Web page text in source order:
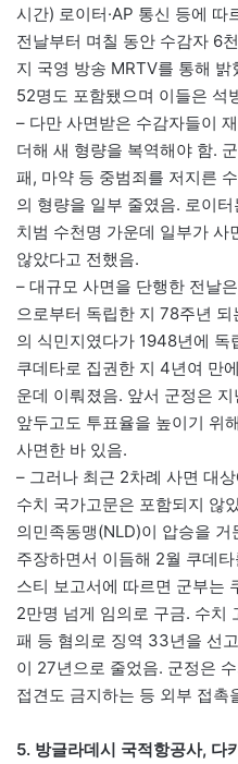
시간) 로이터·AP 통신 등에
전날부터 며칠 동안 수감자 6
지 국영 방송 MRTV를 통해
52명도 포함됐으며 이들은 석
– 다만 사면받은 수감자들이
더해 새 형량을 복역해야 함.
패, 마약 등 중범죄를 저지른
의 형량을 일부 줄였음. 로이
치범 수천명 가운데 일부가 사
않았다고 전했음.
– 대규모 사면을 단행한 전날
으로부터 독립한 지 78주년
의 식민지였다가 1948년에 독
쿠데타로 집권한 지 4년여 만
운데 이뤄졌음. 앞서 군정은
앞두고도 투표율을 높이기 위
사면한 바 있음.
– 그러나 최근 2차례 사면 대
수치 국가고문은 포함되지 않
의민족동맹(NLD)이 압승을
주장하면서 이듬해 2월 쿠데
스티 보고서에 따르면 군부는
2만명 넘게 임의로 구금. 수치
패 등 혐의로 징역 33년을 선
이 27년으로 줄었음. 군정은
접견도 금지하는 등 외부 접촉
5. 방글라데시 국적항공사, 다